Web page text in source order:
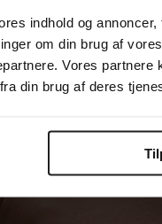
indhold og
om din brug af
Vores
din brug af deres
er det